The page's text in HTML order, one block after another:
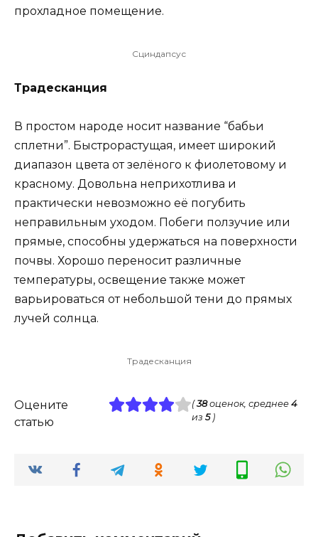
прохладное помещение.
Сциндапсус
Традесканция
В простом народе носит название “бабьи
сплетни”. Быстрорастущая, имеет широкий
диапазон цвета от зелёного к фиолетовому и
красному. Довольна неприхотлива и
практически невозможно её погубить
неправильным уходом. Побеги ползучие или
прямые, способны удержаться на поверхности
почвы. Хорошо переносит различные
температуры, освещение также может
варьироваться от небольшой тени до прямых
лучей солнца.
Традесканция
Оцените
статью
(38оценок, среднее 4
из 5)